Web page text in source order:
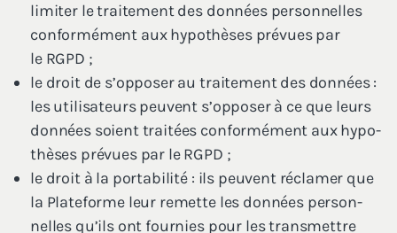
limi­ter le trai­te­ment des don­nées per­son­nelles
confor­mé­ment aux hypo­thèses pré­vues par
le RGPD ;
le droit de s’opposer au trai­te­ment des don­nées :
les uti­li­sa­teurs peuvent s’opposer à ce que leurs
don­nées soient trai­tées confor­mé­ment aux hypo­
thèses pré­vues par leRGPD ;
le droit à la por­ta­bi­li­té : ils peuvent récla­mer que
la Pla­te­forme leur remette les don­nées per­son­
nelles qu’ils ont four­nies pour les trans­mettre